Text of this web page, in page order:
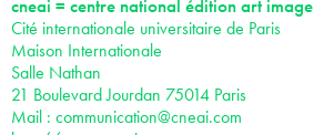
cneai = centre national édition art image
Cité internationale universitaire de Paris
Maison Internationale
Salle Nathan
21 Boulevard Jourdan 75014 Paris
Mail : communication@cneai.com